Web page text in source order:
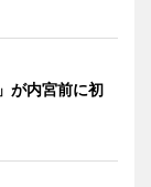
が内宮前に初